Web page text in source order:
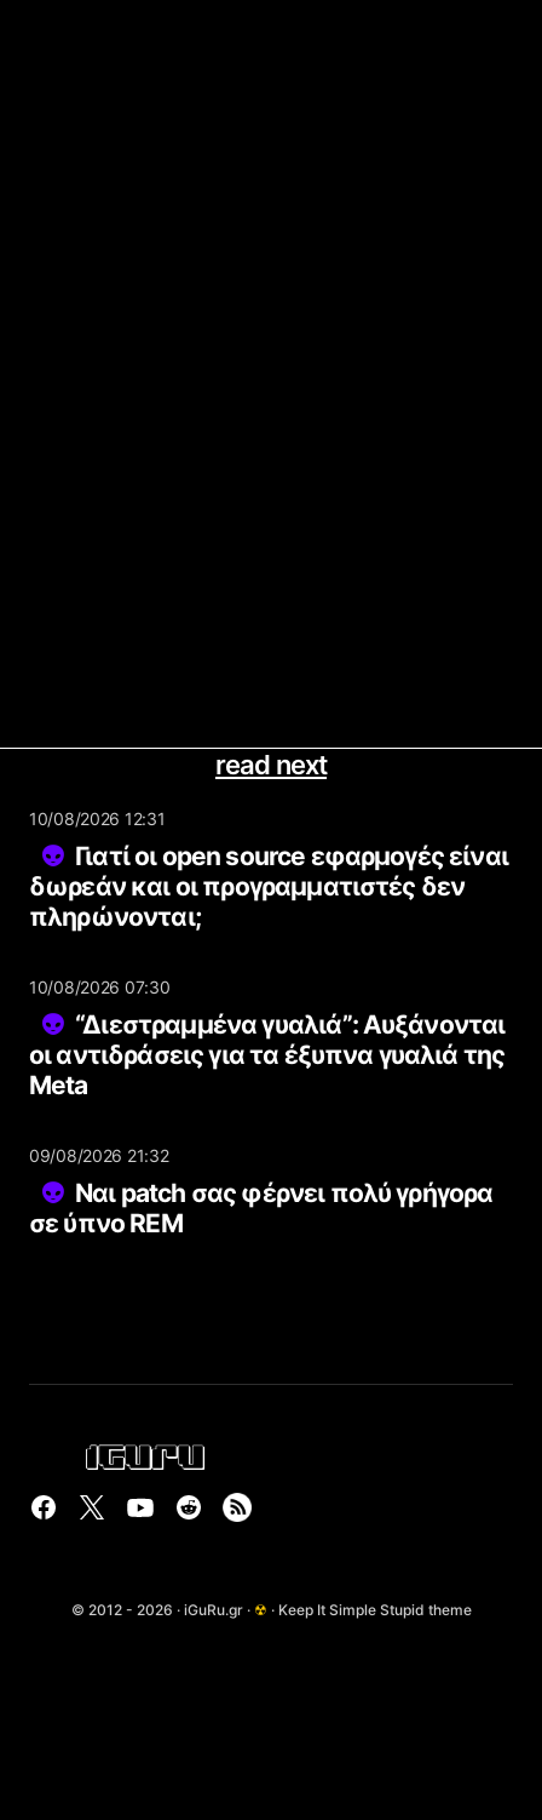
read next
10/08/2026 12:31
Γιατί οι open source εφαρμογές είναι
δωρεάν και οι προγραμματιστές δεν
πληρώνονται;
10/08/2026 07:30
“Διεστραμμένα γυαλιά”: Αυξάνονται
οι αντιδράσεις για τα έξυπνα γυαλιά της
Meta
09/08/2026 21:32
Ναι patch σας φέρνει πολύ γρήγορα
σε ύπνο REM
© 2012 - 2026 · iGuRu.gr · ☢ · Keep It Simple Stupid theme